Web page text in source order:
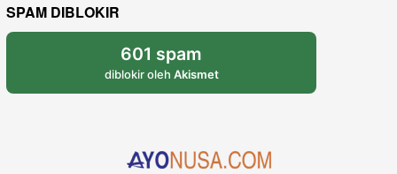
SPAM DIBLOKIR
601 spam
diblokir oleh Akismet